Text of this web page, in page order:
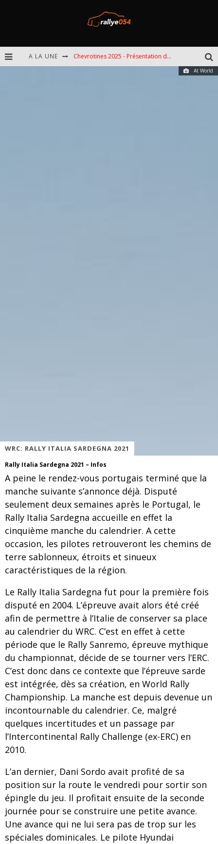
A LA UNE Chevrotines 2025 - Présentation de l'épreuve
At World
WRC: RALLY ITALIA SARDEGNA 2021
Rally Italia Sardegna 2021 – Infos
A peine le rendez-vous portugais terminé que la
manche suivante s’annonce déjà. Disputé
seulement deux semaines après le Portugal, le
Rally Italia Sardegna accueille en effet la
cinquième manche du calendrier. A cette
occasion, les pilotes retrouveront les chemins de
terre sablonneux, étroits et sinueux
caractéristiques de la région.
Le Rally Italia Sardegna fut pour la première fois
disputé en 2004. L’épreuve avait alors été créé
afin de permettre à l’Italie de conserver sa place
au calendrier du WRC. C’est en effet à cette
période que le Rally Sanremo, épreuve mythique
du championnat, décide de se tourner vers l’ERC.
C’est donc dans ce contexte que l’épreuve sarde
est intégrée, dès sa création, en World Rally
Championship. La manche est depuis devenue un
incontournable du calendrier. Ce, malgré
quelques incertitudes et un passage par
l’Intercontinental Rally Challenge (ex-ERC) en
2010.
L’an dernier, Dani Sordo avait profité de sa
position sur la route le vendredi pour sortir son
épingle du jeu. Il profitait ensuite de la seconde
journée pour se construire une petite avance.
Une avance qui ne lui sera pas de trop sur les
spéciales dominicales. Le pilote Hyundai